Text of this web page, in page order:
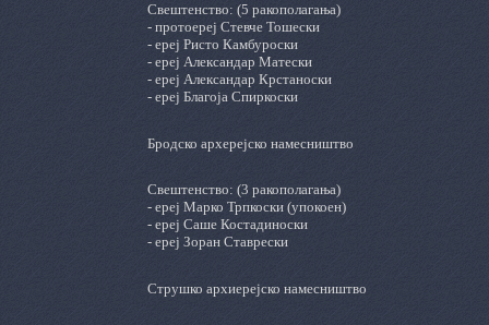
Свештенство: (5 ракополагања)
- протоереј Стевче Тошески
- ереј Ристо Камбуроски
- ереј Александар Матески
- ереј Александар Крстаноски
- ереј Благоја Спиркоски
Бродско архерејско намесништво
Свештенство: (3 ракополагања)
- ереј Марко Трпкоски (упокоен)
- ереј Саше Костадиноски
- ереј Зоран Ставрески
Струшко архиерејско намесништво